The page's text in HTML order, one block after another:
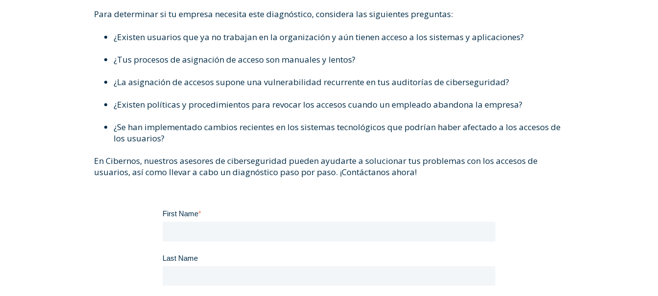
Para determinar si tu empresa necesita este diagnóstico, considera las siguientes preguntas:
¿Existen usuarios que ya no trabajan en la organización y aún tienen acceso a los sistemas y aplicaciones?
¿Tus procesos de asignación de acceso son manuales y lentos?
¿La asignación de accesos supone una vulnerabilidad recurrente en tus auditorías de ciberseguridad?
¿Existen políticas y procedimientos para revocar los accesos cuando un empleado abandona la empresa?
¿Se han implementado cambios recientes en los sistemas tecnológicos que podrían haber afectado a los accesos de
los usuarios?
En Cibernos, nuestros asesores de ciberseguridad pueden ayudarte a solucionar tus problemas con los accesos de
usuarios, así como llevar a cabo un diagnóstico paso por paso. ¡Contáctanos ahora!
First Name*
Last Name